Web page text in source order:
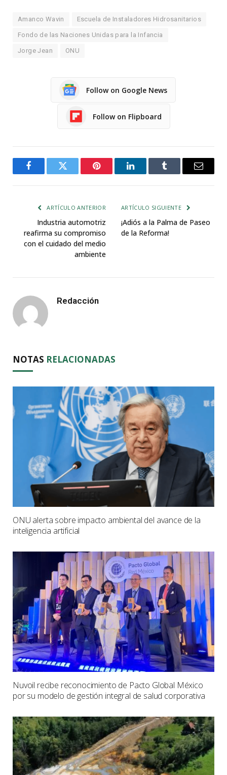
Amanco Wavin Escuela de Instaladores Hidrosanitarios
Fondo de las Naciones Unidas para la Infancia
Jorge Jean ONU
Follow on Google News
Follow on Flipboard
FacebookTwitter Pinterest LinkedInTumblr Email
ARTÍCULO ANTERIOR
Industria automotriz
reafirma su compromiso
con el cuidado del medio
ambiente
ARTÍCULO SIGUIENTE
¡Adiós a la Palma de Paseo
de la Reforma!
Redacción
NOTAS RELACIONADAS
ONU alerta sobre impacto ambiental del avance de la
inteligencia artificial
Nuvoil recibe reconocimiento de Pacto Global México
por su modelo de gestión integral de salud corporativa